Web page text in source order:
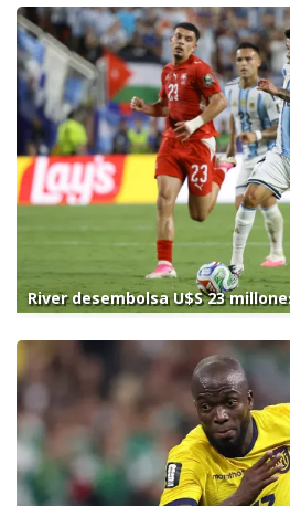
River desembolsa U$S 23